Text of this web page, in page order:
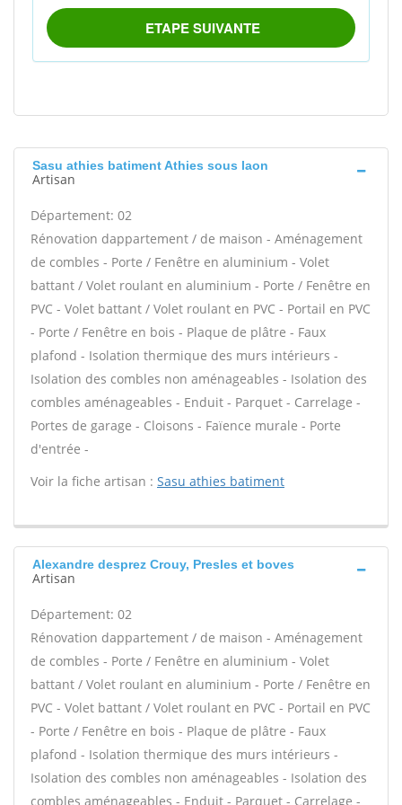
Sasu athies batiment Athies sous laon
Artisan
Département: 02
Rénovation dappartement / de maison - Aménagement
de combles - Porte / Fenêtre en aluminium - Volet
battant / Volet roulant en aluminium - Porte / Fenêtre en
PVC - Volet battant / Volet roulant en PVC - Portail en PVC
- Porte / Fenêtre en bois - Plaque de plâtre - Faux
plafond - Isolation thermique des murs intérieurs -
Isolation des combles non aménageables - Isolation des
combles aménageables - Enduit - Parquet - Carrelage -
Portes de garage - Cloisons - Faïence murale - Porte
d'entrée -
Voir la fiche artisan : Sasu athies batiment
Alexandre desprez Crouy, Presles et boves
Artisan
Département: 02
Rénovation dappartement / de maison - Aménagement
de combles - Porte / Fenêtre en aluminium - Volet
battant / Volet roulant en aluminium - Porte / Fenêtre en
PVC - Volet battant / Volet roulant en PVC - Portail en PVC
- Porte / Fenêtre en bois - Plaque de plâtre - Faux
plafond - Isolation thermique des murs intérieurs -
Isolation des combles non aménageables - Isolation des
combles aménageables - Enduit - Parquet - Carrelage -